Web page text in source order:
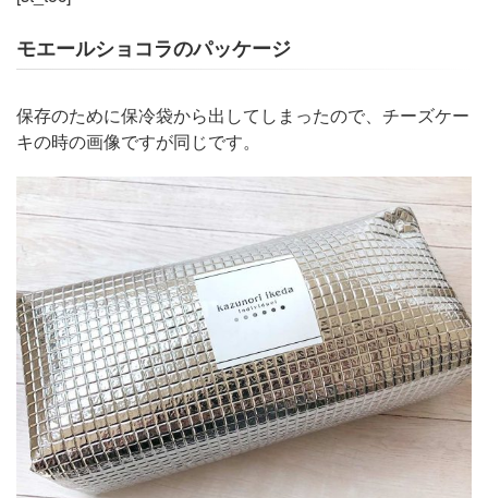
モエールショコラのパッケージ
保存のために保冷袋から出してしまったので、チーズケー
キの時の画像ですが同じです。